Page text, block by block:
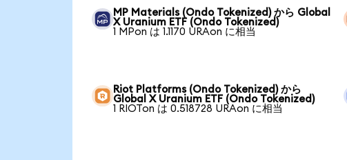
MP Materials (Ondo Tokenized) から Global
X Uranium ETF (Ondo Tokenized)
1 MPon は 1.1170 URAon に相当
Riot Platforms (Ondo Tokenized) から
Global X Uranium ETF (Ondo Tokenized)
1 RIOTon は 0.518728 URAon に相当